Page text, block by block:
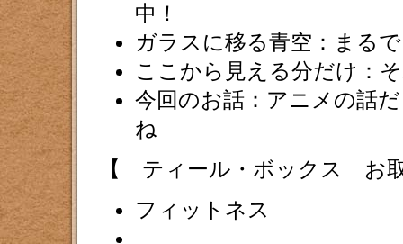
中！
ガラスに移る青空：まる
ここから見える分だけ：
今回のお話：アニメの話
ね
【 ティール・ボックス お
フィットネス